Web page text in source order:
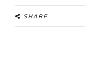
SHARE